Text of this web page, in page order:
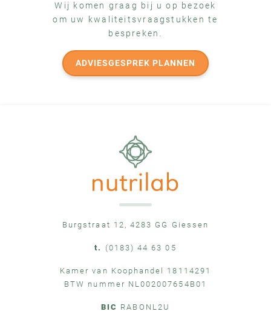
Wij komen graag bij u op bezoek
om uw kwaliteitsvraagstukken te
bespreken.
ADVIESGESPREK PLANNEN
Burgstraat 12, 4283 GG Giessen
t. (0183) 44 63 05
Kamer van Koophandel 18114291
BTW nummer NL002007654B01
BIC RABONL2U